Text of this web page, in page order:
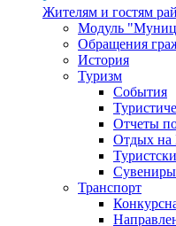
Жителям и гостям
Модуль
Обращения
История
Туризм
События
Отчеты
Отдых на
Транспорт